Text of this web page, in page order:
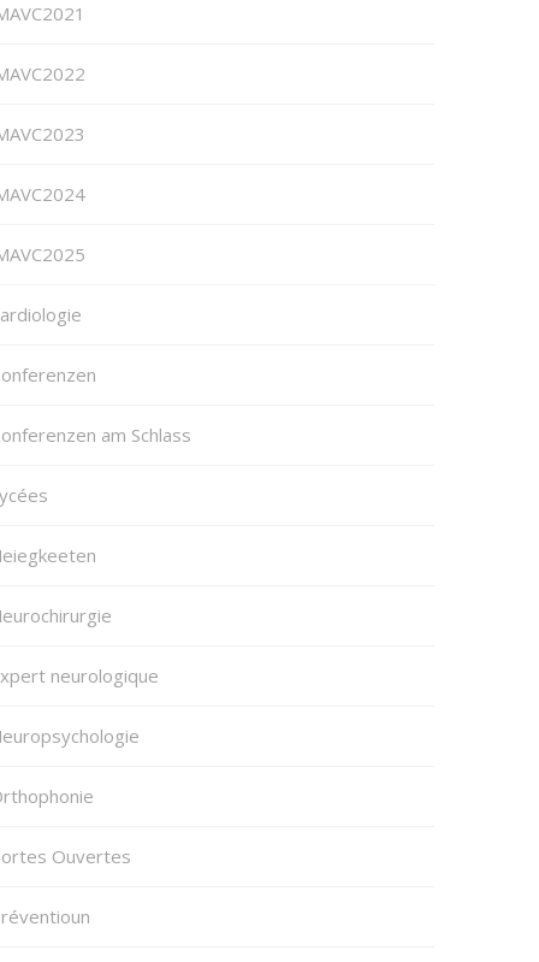
am Schlass
neurologique
Ouvertes